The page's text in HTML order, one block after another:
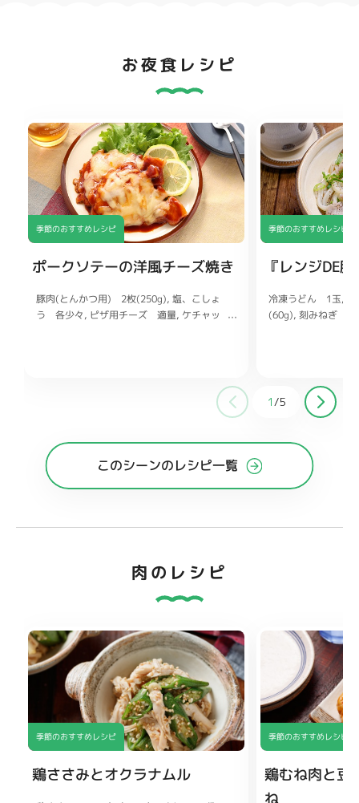
お夜食レシピ
季節のおすすめレシピ
ポークソテーの洋風チーズ焼き
豚肉(とんかつ用) 2枚(250g) 塩、こしょ
う 各少々 ピザ用チーズ 適量 ケチャッ
季節のおすすめレシピ
『レンジDE
冷凍うどん 1玉
(60g) 刻みねぎ
1/5
このシーンのレシピ一覧
肉のレシピ
季節のおすすめレシピ
鶏ささみとオクラナムル
季節のおすすめレシピ
鶏むね肉と豆
ね